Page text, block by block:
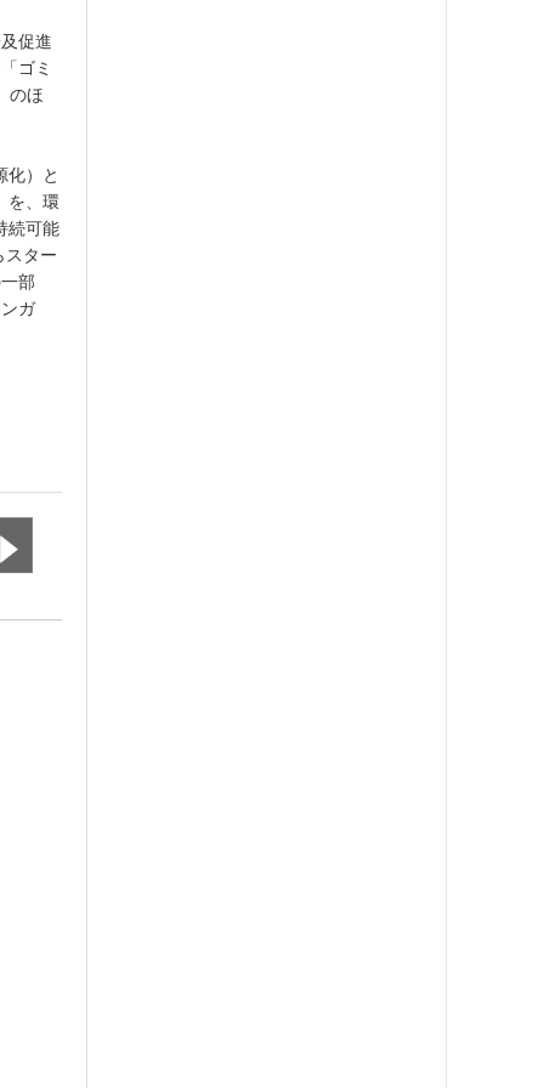
促進
ゴミ
のほ
化）と
を、環
続可能
スター
部
ガ